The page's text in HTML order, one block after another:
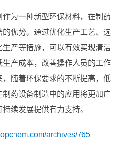
为一种新型环保材料，在制药
优势。通过优化生产工艺、选
产等措施，可以有效实现清洁
产成本，改善操作人员的工作
随着环保要求的不断提高，低
药设备制造中的应用将更加广
续发展提供有力支持。
archives/765